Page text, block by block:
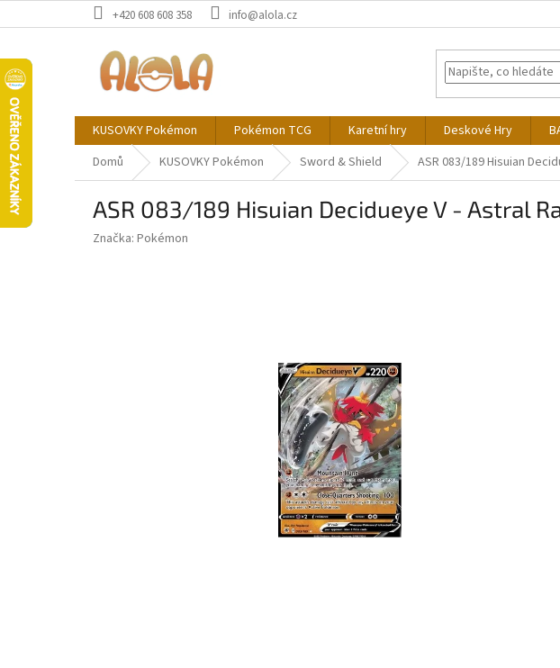
na
+420 608 608 358 info@alola.cz
KUSOVKY Pokémon Pokémon TCG Karetní hry Deskové Hry
Domů
KUSOVKY Pokémon Sword & Shield ASR 083/189 Hisuian
ASR 083/189 Hisuian Decidueye V - Astral
Značka: Pokémon